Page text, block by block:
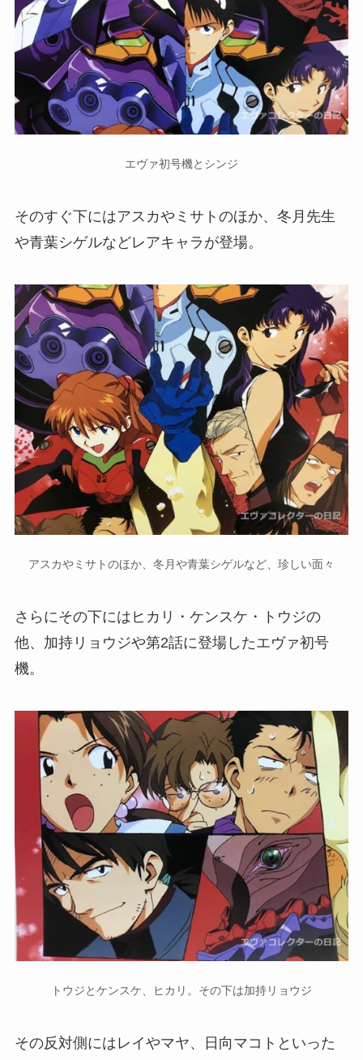
エヴァ初号機とシンジ
そのすぐ下にはアスカやミサトのほか、冬月先生
や青葉シゲルなどレアキャラが登場。
アスカやミサトのほか、冬月や青葉シゲルなど、珍しい面々
さらにその下にはヒカリ・ケンスケ・トウジの
他、加持リョウジや第2話に登場したエヴァ初号
機。
トウジとケンスケ、ヒカリ。その下は加持リョウジ
その反対側にはレイやマヤ、日向マコトといった